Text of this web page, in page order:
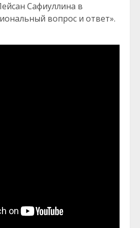
Сафиуллина в
вопрос и ответ».